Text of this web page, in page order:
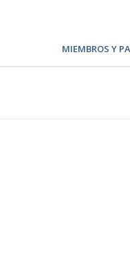
MIEMBROS Y